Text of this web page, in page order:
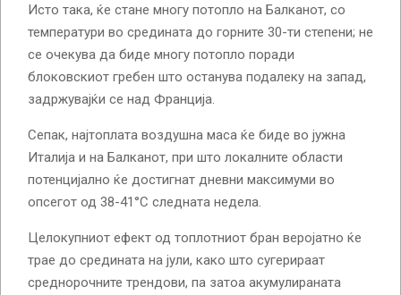
Исто така, ќе стане многу потопло на Балканот, со
температури во средината до горните 30-ти степени; не
се очекува да биде многу потопло поради
блоковскиот гребен што останува подалеку на запад,
задржувајќи се над Франција.
Сепак, најтоплата воздушна маса ќе биде во јужна
Италија и на Балканот, при што локалните области
потенцијално ќе достигнат дневни максимуми во
опсегот од 38-41°C следната недела.
Целокупниот ефект од топлотниот бран веројатно ќе
трае до средината на јули, како што сугерираат
среднорочните трендови, па затоа акумулираната